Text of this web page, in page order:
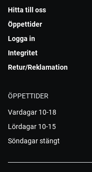
Hitta till oss
Öppettider
Logga in
Integritet
Retur/Reklamation
ÖPPETTIDER
Vardagar 10-18
Lördagar 10-15
Söndagar stängt